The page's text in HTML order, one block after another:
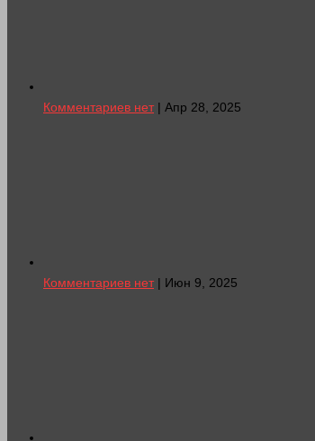
Комментариев нет| Апр 28, 2025
Комментариев нет| Июн 9, 2025